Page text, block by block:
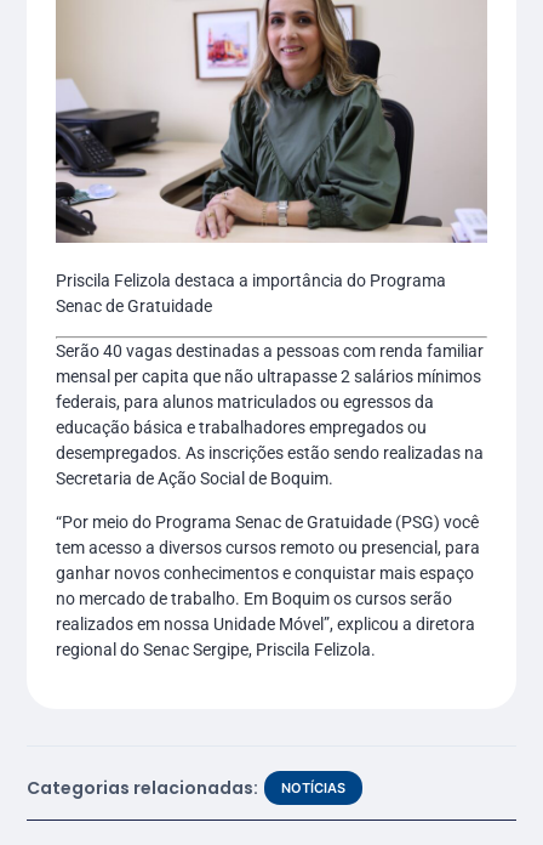
Priscila Felizola destaca a importância do Programa
Senac de Gratuidade
Serão 40 vagas destinadas a pessoas com renda familiar
mensal per capita que não ultrapasse 2 salários mínimos
federais, para alunos matriculados ou egressos da
educação básica e trabalhadores empregados ou
desempregados. As inscrições estão sendo realizadas na
Secretaria de Ação Social de Boquim.
“Por meio do Programa Senac de Gratuidade (PSG) você
tem acesso a diversos cursos remoto ou presencial, para
ganhar novos conhecimentos e conquistar mais espaço
no mercado de trabalho. Em Boquim os cursos serão
realizados em nossa Unidade Móvel”, explicou a diretora
regional do Senac Sergipe, Priscila Felizola.
Categorias relacionadas: NOTÍCIAS